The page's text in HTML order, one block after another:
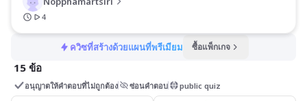
4
ควิซที่สร้างด้วยแผนที่พรีเมียม ซื้อแพ็กเกจ
15 ข้อ
อนุญาตให้คำตอบที่ไม่ถูกต้อง ซ่อนคำตอบ public quiz